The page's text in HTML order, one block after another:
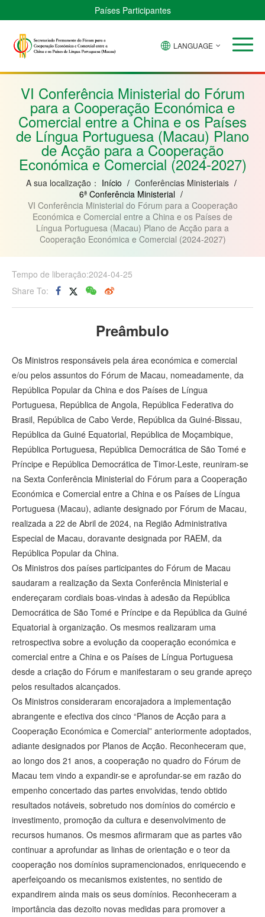
Países Participantes
Verde
Bissau
Guiné
Moçambique
LANGUAGE
VI Conferência Ministerial do Fórum
para a Cooperação Económica e
Comercial entre a China e os Países
de Língua Portuguesa (Macau) Plano
de Acção para a Cooperação
Económica e Comercial (2024-2027)
A sua localização： Início / Conferências Ministeriais /
6ª Conferência Ministerial /
VI Conferência Ministerial do Fórum para a Cooperação
Económica e Comercial entre a China e os Países de
Língua Portuguesa (Macau) Plano de Acção para a
Cooperação Económica e Comercial (2024-2027)
Tempo de liberação:2024-04-25
Share To:
Preâmbulo
Os Ministros responsáveis pela área económica e comercial
e/ou pelos assuntos do Fórum de Macau, nomeadamente, da
República Popular da China e dos Países de Língua
Portuguesa, República de Angola, República Federativa do
Brasil, República de Cabo Verde, República da Guiné-Bissau,
República da Guiné Equatorial, República de Moçambique,
República Portuguesa, República Democrática de São Tomé e
Príncipe e República Democrática de Timor-Leste, reuniram-se
na Sexta Conferência Ministerial do Fórum para a Cooperação
Económica e Comercial entre a China e os Países de Língua
Portuguesa (Macau), adiante designado por Fórum de Macau,
realizada a 22 de Abril de 2024, na Região Administrativa
Especial de Macau, doravante designada por RAEM, da
República Popular da China.
Os Ministros dos países participantes do Fórum de Macau
saudaram a realização da Sexta Conferência Ministerial e
endereçaram cordiais boas-vindas à adesão da República
Democrática de São Tomé e Príncipe e da República da Guiné
Equatorial à organização. Os mesmos realizaram uma
retrospectiva sobre a evolução da cooperação económica e
comercial entre a China e os Países de Língua Portuguesa
desde a criação do Fórum e manifestaram o seu grande apreço
pelos resultados alcançados.
Os Ministros consideraram encorajadora a implementação
abrangente e efectiva dos cinco “Planos de Acção para a
Cooperação Económica e Comercial” anteriormente adoptados,
adiante designados por Planos de Acção. Reconheceram que,
ao longo dos 21 anos, a cooperação no quadro do Fórum de
Macau tem vindo a expandir-se e aprofundar-se em razão do
empenho concertado das partes envolvidas, tendo obtido
resultados notáveis, sobretudo nos domínios do comércio e
investimento, promoção da cultura e desenvolvimento de
recursos humanos. Os mesmos afirmaram que as partes vão
continuar a aprofundar as linhas de orientação e o teor da
cooperação nos domínios supramencionados, enriquecendo e
aperfeiçoando os mecanismos existentes, no sentido de
expandirem ainda mais os seus domínios. Reconheceram a
importância das dezoito novas medidas para promover a